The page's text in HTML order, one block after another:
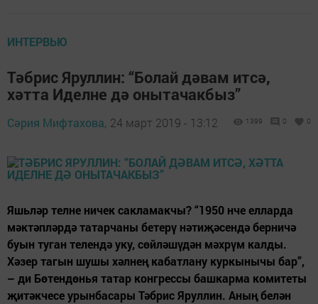
ИНТЕРВЬЮ
Тәбрис Яруллин: “Болай дәвам итсә,
хәтта Иделне дә онытачакбыз”
Сәрия Мифтахова, 24 март 2019 - 13:12 1399 0 0
Яшьләр телне ничек сакламакчы? “1950 нче елларда
мәктәпләрдә татарчаны бетерү нәтиҗәсендә берничә
буын туган телендә уку, сөйләшүдән мәхрүм калды.
Хәзер тагын шушы хәлнең кабатлану куркынычы бар”,
– ди Бөтендөнья татар конгрессы башкарма комитеты
җитәкчесе урынбасары Тәбрис Яруллин. Аның белән